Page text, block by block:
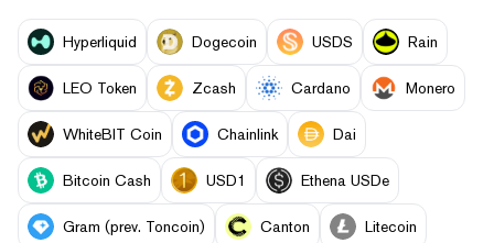
Hyperliquid Dogecoin USDS Rain
LEO Token Zcash Cardano Monero
WhiteBIT Coin Chainlink Dai
Bitcoin Cash USD1 Ethena USDe
Gram (prev. Toncoin) Canton Litecoin